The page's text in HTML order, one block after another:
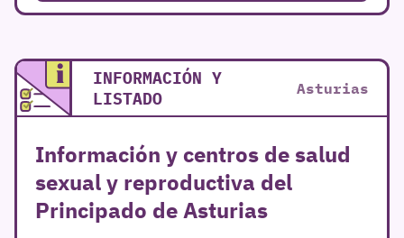
INFORMACIÓN Y
LISTADO
Asturias
Información y centros de salud
sexual y reproductiva del
Principado de Asturias